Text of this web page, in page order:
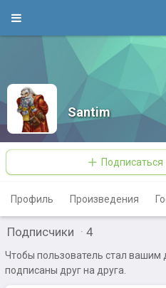
Santim
Подписаться
Профиль Произведения
Подписчики · 4
Чтобы пользователь стал
подписаны друг на друга.